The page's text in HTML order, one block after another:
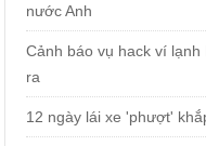
nước Anh
Cảnh báo vụ hack ví
ra
12 ngày lái xe 'phượt'